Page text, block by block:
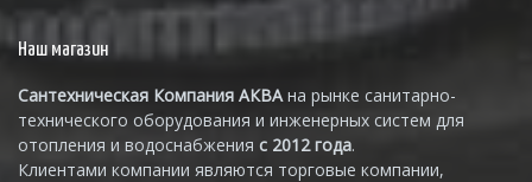
Наш магазин
Сантехническая Компания АКВАна рынке санитарно-
технического оборудования и инженерных систем для
отопления и водоснабжения с 2012 года.
Клиентами компании являются торговые компании,